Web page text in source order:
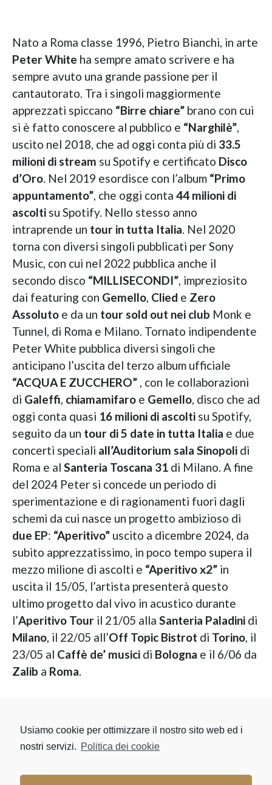
Usiamo cookie per ottimizzare il nostro sito web ed i
nostri servizi. Politica dei cookie
Nato a Roma classe 1996, Pietro Bianchi, in arte
Peter White ha sempre amato scrivere e ha
sempre avuto una grande passione per il
cantautorato. Tra i singoli maggiormente
apprezzati spiccano “Birre chiare” brano con cui
si è fatto conoscere al pubblico e “Narghilè”,
uscito nel 2018, che ad oggi conta più di 33.5
milioni di stream su Spotify e certificato Disco
d’Oro. Nel 2019 esordisce con l’album “Primo
appuntamento”, che oggi conta 44 milioni di
ascolti su Spotify. Nello stesso anno
intraprende un tour in tutta Italia. Nel 2020
torna con diversi singoli pubblicati per Sony
Music, con cui nel 2022 pubblica anche il
secondo disco “MILLISECONDI”, impreziosito
dai featuring con Gemello, Clied e Zero
Assoluto e da un tour sold out nei club Monk e
Tunnel, di Roma e Milano. Tornato indipendente
Peter White pubblica diversi singoli che
anticipano l’uscita del terzo album ufficiale
“ACQUA E ZUCCHERO”, con le collaborazioni
di Galeffi, chiamamifaro e Gemello, disco che ad
oggi conta quasi 16 milioni di ascolti su Spotify,
seguito da un tour di5 date in tutta Italia e due
concerti speciali all’Auditorium sala Sinopoli di
Roma e al Santeria Toscana 31 di Milano. A fine
del 2024 Peter si concede un periodo di
sperimentazione e di ragionamenti fuori dagli
schemi da cui nasce un progetto ambizioso di
due EP: “Aperitivo” uscito a dicembre 2024, da
subito apprezzatissimo, in poco tempo supera il
mezzo milione di ascolti e “Aperitivo x2” in
uscita il 15/05, l’artista presenterà questo
ultimo progetto dal vivo in acustico durante
l’Aperitivo Tour il 21/05 alla Santeria Paladini di
Milano, il 22/05 all’Off Topic Bistrot di Torino, il
23/05 al Caffè de’ musici di Bologna e il 6/06 da
Zalib a Roma.